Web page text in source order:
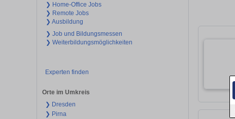
❯ Home-Office Jobs
❯ Remote Jobs
❯ Ausbildung
❯ Job und Bildungsmessen
❯ Weiterbildungsmöglichkeiten
Experten finden
Orte im Umkreis
❯ Dresden
❯ Pirna